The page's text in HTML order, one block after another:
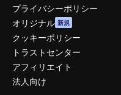
プライバシーポリシー
オリジナル 新規
クッキーポリシー
トラストセンター
アフィリエイト
法人向け